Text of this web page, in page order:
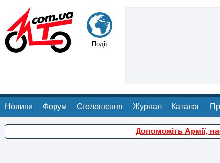
Події
Новини Форум Оголошення Журнал Каталог
Допоможіть Армії,